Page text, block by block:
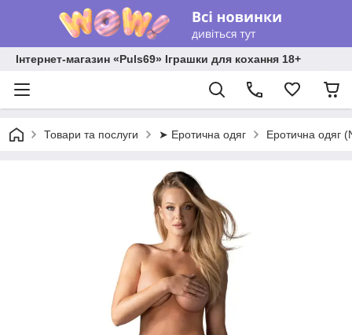
Інтернет-магазин «Puls69» Іграшки для кохання 18+
Товари та послуги ➤ Еротична одяг Еротична одяг